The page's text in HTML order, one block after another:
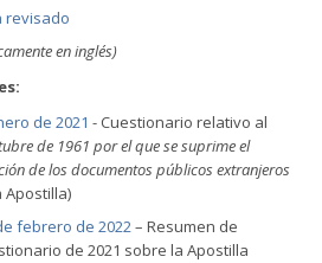
revisado
en inglés)
de 2021 - Cuestionario relativo al
de 1961 por el que se suprime el
de los documentos públicos extranjeros
Apostilla)
febrero de 2022– Resumen de
de 2021 sobre la Apostilla